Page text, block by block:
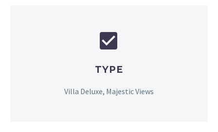


TYPE
Villa Deluxe, Majestic Views